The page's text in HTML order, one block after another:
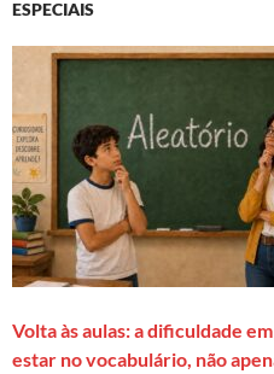
ESPECIAIS
Volta às aulas: a dificuldade
estar no vocabulário, não